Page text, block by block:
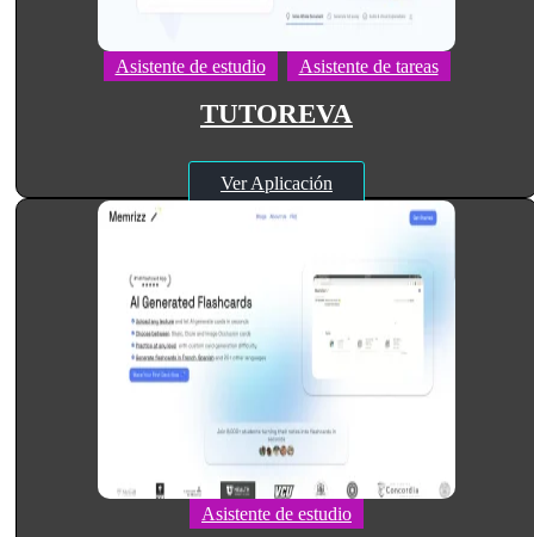
Asistente de estudio Asistente de tareas
TUTOREVA
Ver Aplicación
Asistente de estudio